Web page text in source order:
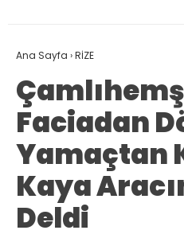
Ana Sayfa ›RİZE
Faciadan
Yamaçtan
Kaya
Deldi